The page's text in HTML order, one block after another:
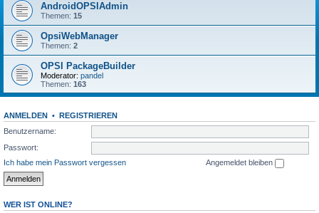
AndroidOPSIAdmin
Themen: 15
OpsiWebManager
Themen: 2
OPSI PackageBuilder
Moderator: pandel
Themen: 163
ANMELDEN • REGISTRIEREN
Benutzername:
Passwort:
Ich habe mein Passwort vergessen
Angemeldet bleiben
WER IST ONLINE?